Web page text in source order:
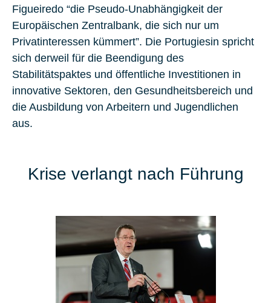
Figueiredo “die Pseudo-Unabhängigkeit der
Europäischen Zentralbank, die sich nur um
Privatinteressen kümmert”. Die Portugiesin spricht
sich derweil für die Beendigung des
Stabilitätspaktes und öffentliche Investitionen in
innovative Sektoren, den Gesundheitsbereich und
die Ausbildung von Arbeitern und Jugendlichen
aus.
Krise verlangt nach Führung